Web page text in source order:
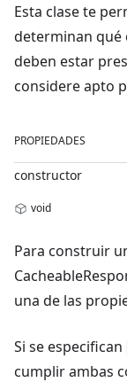
Esta clase te
determinan qué
deben estar
considere apto
PROPIEDADES
constructor
void
Para construir
una de las
Si se especifican
cumplir ambas